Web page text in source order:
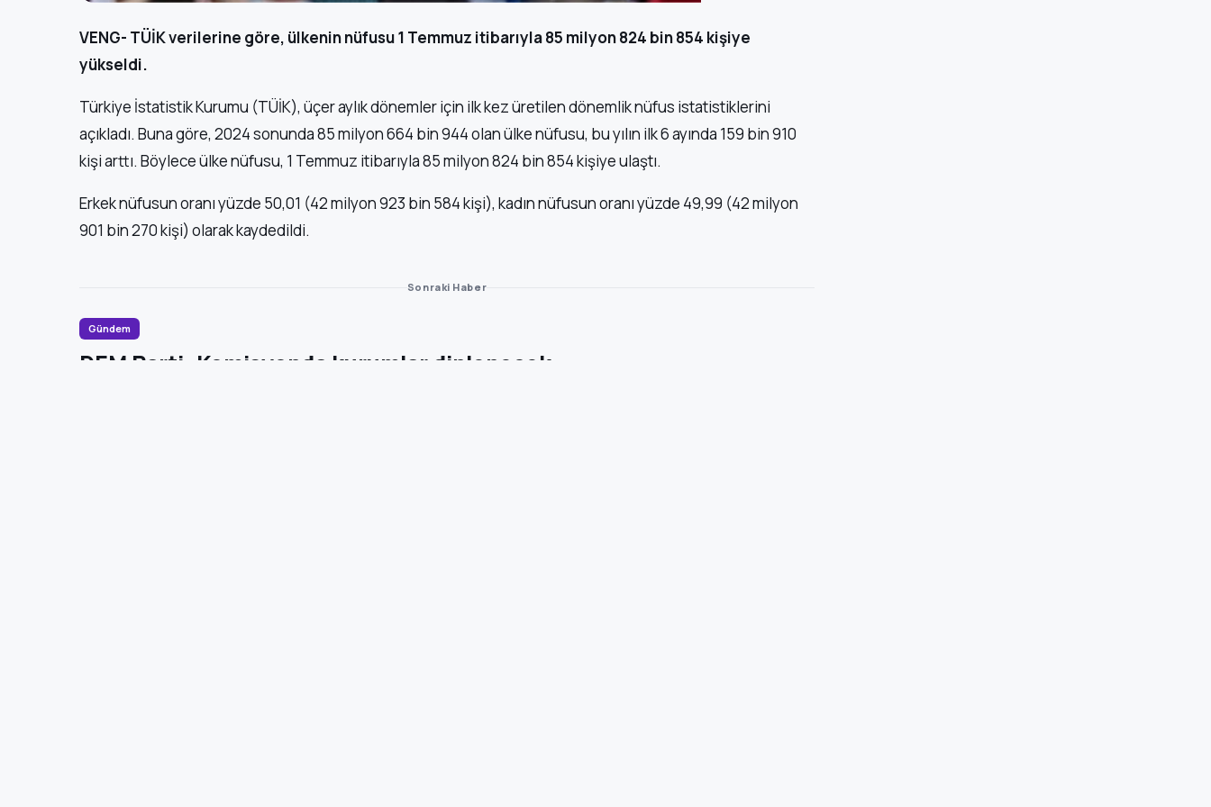
VENG- TÜİK verilerine göre, ülkenin nüfusu 1 Temmuz itibarıyla 85 milyon 824 bin 854 kişiye
yükseldi.
Türkiye İstatistik Kurumu (TÜİK), üçer aylık dönemler için ilk kez üretilen dönemlik nüfus istatistiklerini
açıkladı. Buna göre, 2024 sonunda 85 milyon 664 bin 944 olan ülke nüfusu, bu yılın ilk 6 ayında 159 bin 910
kişi arttı. Böylece ülke nüfusu, 1 Temmuz itibarıyla 85 milyon 824 bin 854 kişiye ulaştı.
Erkek nüfusun oranı yüzde 50,01 (42 milyon 923 bin 584 kişi), kadın nüfusun oranı yüzde 49,99 (42 milyon
901 bin 270 kişi) olarak kaydedildi.
Sonraki Haber
Gündem
DEM Parti: Komisyonda kurumlar dinlenecek